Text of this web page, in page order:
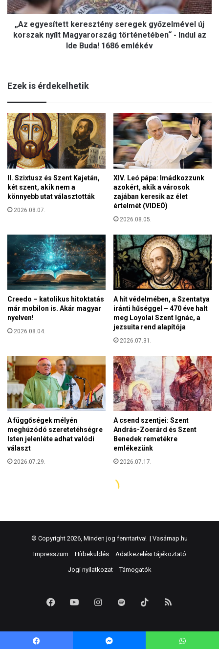
© Copyright 2026, Minden jog fenntartva! | Vasárnap.hu
Impresszum Hírbeküldés Adatkezelési tájékoztató
Jogi nyilatkozat Támogatók
FacebookYouTubeInstagram
Spotify TikTok